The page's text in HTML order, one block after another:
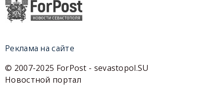
Реклама на сайте
© 2007-2025 ForPost - sevastopol.SU
Новостной портал